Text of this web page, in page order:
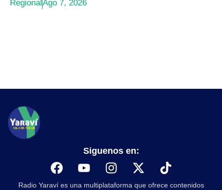
Regional Ago 7, 2026
Radio Yaraví es una multiplataforma que ofrece contenidos
Siguenos en: